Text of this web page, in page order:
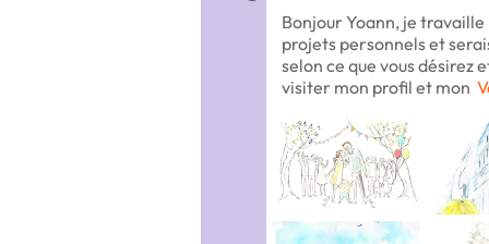
Bonjour Yoann, je
projets personnels et
selon ce que vous désirez
visiter mon profil et mon